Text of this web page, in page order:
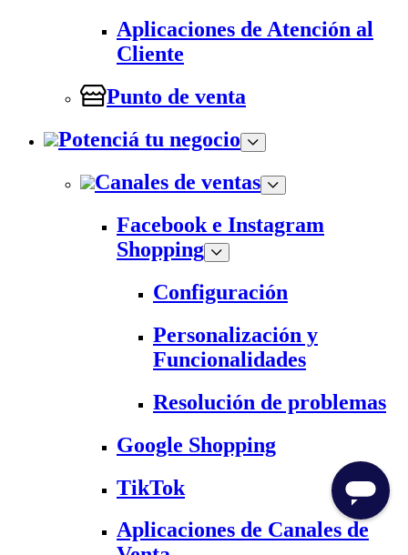
Aplicaciones de Atención al
Cliente
Punto de venta
Potenciá tu negocio
Canales de ventas
Facebook e Instagram
Shopping
Configuración
Personalización y
Funcionalidades
Resolución de problemas
Google Shopping
TikTok
Aplicaciones de Canales de